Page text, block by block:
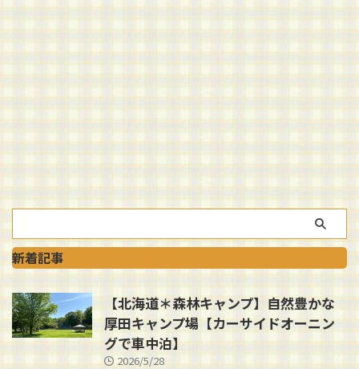
新着記事
【北海道＊森林キャンプ】自然豊かな
厚田キャンプ場【カーサイドオーニン
グで車中泊】
2026/5/28